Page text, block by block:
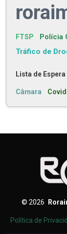
FTSP Polícia
Tráfico de
Lista de Espera
Câmara
© 2026
Política de